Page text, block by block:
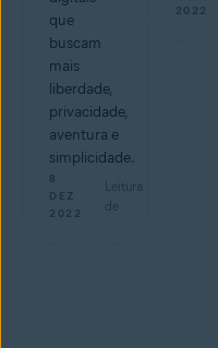
que
buscam
mais
liberdade,
privacidade,
aventura e
simplicidade.
8
DEZ
2022
Leitura
de
2022